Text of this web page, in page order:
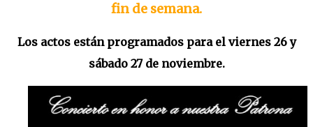
fin de semana.
Los actos están programados para el viernes 26 y
sábado 27 de noviembre.